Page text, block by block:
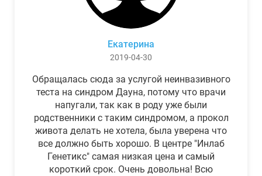
Екатерина
2019-04-30
Обращалась сюда за услугой неинвазивного
теста на синдром Дауна, потому что врачи
напугали, так как в роду уже были
родственники с таким синдромом, а прокол
живота делать не хотела, была уверена что
все должно быть хорошо. В центре "Инлаб
Генетикс" самая низкая цена и самый
короткий срок. Очень довольна! Всю